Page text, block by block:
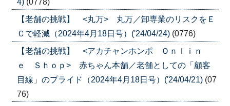
【老舗の挑戦】 <丸万> 丸万／卸専業のリスクをＥ
Ｃで軽減（2024年4月18日号）('24/04/24) (0776)
【老舗の挑戦】 <アカチャンホンポ Ｏｎｌｉｎ
ｅ Ｓｈｏｐ> 赤ちゃん本舗／老舗としての「顧客
目線」のプライド（2024年4月18日号）('24/04/21) (07
76)